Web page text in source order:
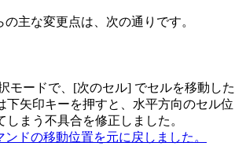
の主な変更点は、次の通りです。
モードで、[次のセル] でセルを移動した
下矢印キーを押すと、水平方向のセル位
しまう不具合を修正しました。
ンドの移動位置を元に戻しました。